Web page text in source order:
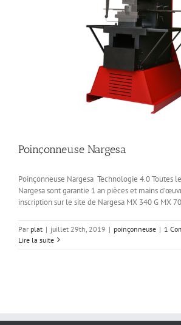
Poinçonneuse Nargesa
Poinçonneuse Nargesa Technologie 4.0 Toutes
Nargesa sont garantie 1 an pièces et mains
inscription sur le site de Nargesa MX 340 G MX
Par plat | juillet 29th, 2019 | poinçonneuse | 1
Lire la suite